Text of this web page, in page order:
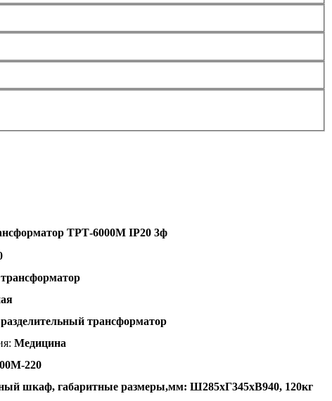
ТРТ-6000М IP20 3ф
трансформатор
разделительный трансформатор
Медицина
220
шкаф, габаритные размеры,мм: Ш285хГ345хВ940, 120кг